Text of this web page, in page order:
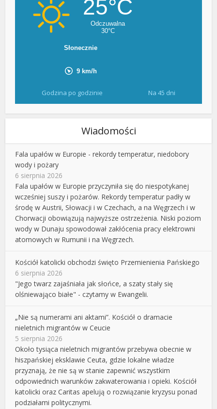
Godzina po godzinie Na 45 dni
Wiadomości
Fala upałów w Europie - rekordy temperatur, niedobory
wody i pożary
6 sierpnia 2026
Fala upałów w Europie przyczyniła się do niespotykanej
wcześniej suszy i pożarów. Rekordy temperatur padły w
środę w Austrii, Słowacji i w Czechach, a na Węgrzech i w
Chorwacji obowiązują najwyższe ostrzeżenia. Niski poziom
wody w Dunaju spowodował zakłócenia pracy elektrowni
atomowych w Rumunii i na Węgrzech.
Kościół katolicki obchodzi święto Przemienienia Pańskiego
6 sierpnia 2026
"Jego twarz zajaśniała jak słońce, a szaty stały się
olśniewająco białe" - czytamy w Ewangelii.
„Nie są numerami ani aktami”. Kościół o dramacie
nieletnich migrantów w Ceucie
5 sierpnia 2026
Około tysiąca nieletnich migrantów przebywa obecnie w
hiszpańskiej eksklawie Ceuta, gdzie lokalne władze
przyznają, że nie są w stanie zapewnić wszystkim
odpowiednich warunków zakwaterowania i opieki. Kościół
katolicki oraz Caritas apelują o rozwiązanie kryzysu ponad
podziałami politycznymi.